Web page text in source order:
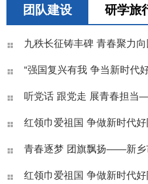
团队建设 研学旅
九秩长征铸丰碑 青春聚力向团行——新乡市第十中学
“强国复兴有我 争当新时代好队员”——新乡市第十中学举行
听党话 跟党走 展青春担当——新乡市第十中学
红领巾爱祖国 争做新时代好队员——中国少年先锋队新乡
青春逐梦 团旗飘扬——新乡市第十中学新团
红领巾爱祖国 争做新时代好队员——新乡市第十中学举行